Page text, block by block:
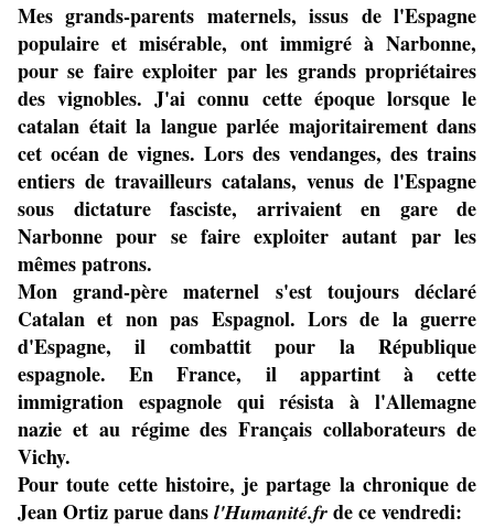
Mes grands-parents maternels, issus de l'Espagne
populaire et misérable, ont immigré à Narbonne,
pour se faire exploiter par les grands propriétaires
des vignobles. J'ai connu cette époque lorsque le
catalan était la langue parlée majoritairement dans
cet océan de vignes. Lors des vendanges, des trains
entiers de travailleurs catalans, venus de l'Espagne
sous dictature fasciste, arrivaient en gare de
Narbonne pour se faire exploiter autant par les
mêmes patrons.
Mon grand-père maternel s'est toujours déclaré
Catalan et non pas Espagnol. Lors de la guerre
d'Espagne, il combattit pour la République
espagnole. En France, il appartint à cette
immigration espagnole qui résista à l'Allemagne
nazie et au régime des Français collaborateurs de
Vichy.
Pour toute cette histoire, je partage la chronique de
Jean Ortiz parue dans l'Humanité.fr de ce vendredi: